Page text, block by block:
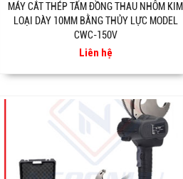
MÁY CẮT THÉP TẤM ĐỒNG THAU NHÔM KIM
LOẠI DÀY 10MM BẰNG THỦY LỰC MODEL
CWC-150V
Liên hệ